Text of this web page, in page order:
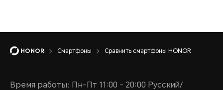
Смартфоны Сравнить смартфоны HONOR
Время работы: Пн-Пт 11:00 - 20:00 Русский/